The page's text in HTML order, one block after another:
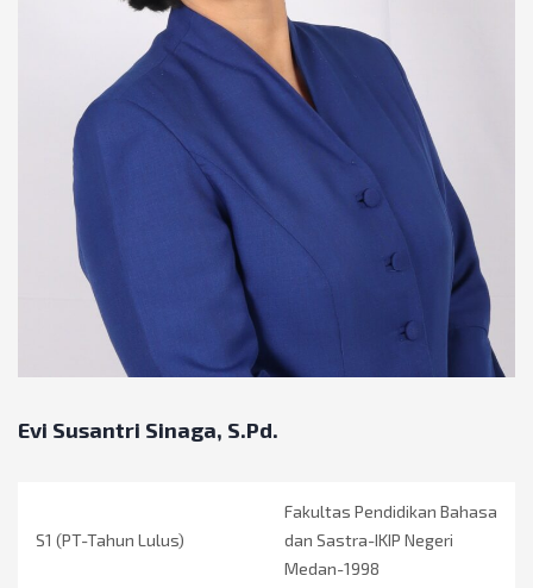
Evi Susantri Sinaga, S.Pd.
S1 (PT-Tahun Lulus)
Fakultas Pendidikan Bahasa
dan Sastra-IKIP Negeri
Medan-1998